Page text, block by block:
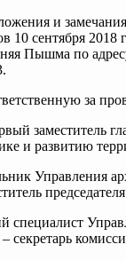
и
10 сентября 2018
Пышма по
за
заместитель
и развитию
Управления
специалист
секретарь